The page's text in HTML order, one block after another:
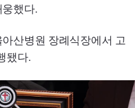
웅했다.
산병원 장례식장에서 고
됐다.